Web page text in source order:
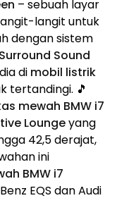
– sebuah layar
langit untuk
dengan sistem
Sound
di mobil listrik
tertandingi. 🎵
mewah BMW i7
Loungeyang
42,5 derajat,
ini
BMW i7
EQS dan Audi